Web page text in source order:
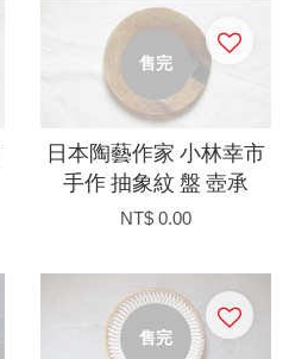
售完
日本陶藝作家 小林幸市
手作 抽象紋 盤 壺承
NT$ 0.00
售完